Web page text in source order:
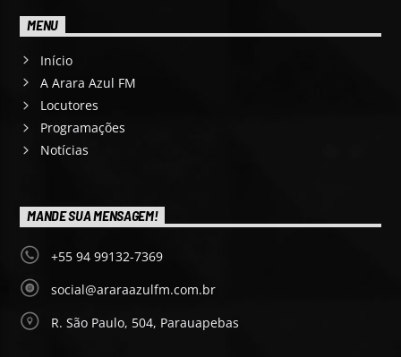
MENU
Início
A Arara Azul FM
Locutores
Programações
Notícias
MANDE SUA MENSAGEM!
+55 94 99132-7369
social@araraazulfm.com.br
R. São Paulo, 504, Parauapebas